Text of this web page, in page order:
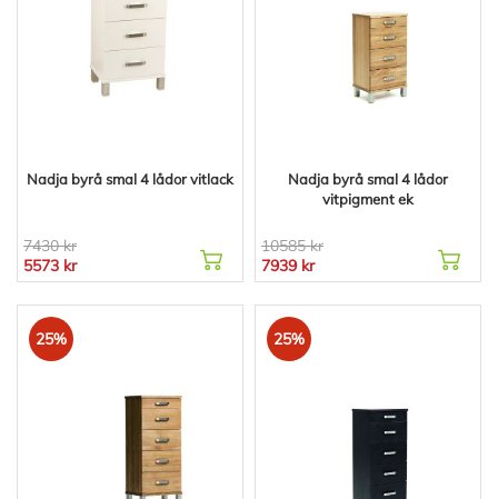
Nadja byrå smal 4 lådor vitlack
7430 kr
5573 kr
Nadja byrå smal 4 lådor
vitpigment ek
10585 kr
7939 kr
25% 25%